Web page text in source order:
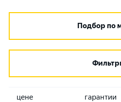
Подбор по
цене гарантии